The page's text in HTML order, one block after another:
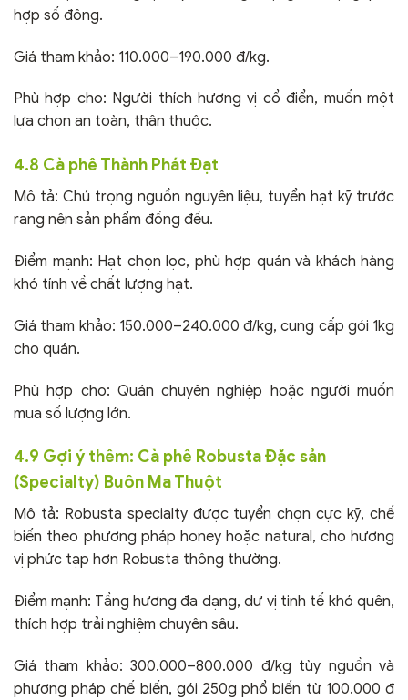
hợp số đông.
Giá tham khảo: 110.000–190.000 đ/kg.
Phù hợp cho: Người thích hương vị cổ điển, muốn một
lựa chọn an toàn, thân thuộc.
4.8 Cà phê Thành Phát Đạt
Mô tả: Chú trọng nguồn nguyên liệu, tuyển hạt kỹ trước
rang nên sản phẩm đồng đều.
Điểm mạnh: Hạt chọn lọc, phù hợp quán và khách hàng
khó tính về chất lượng hạt.
Giá tham khảo: 150.000–240.000 đ/kg, cung cấp gói 1kg
cho quán.
Phù hợp cho: Quán chuyên nghiệp hoặc người muốn
mua số lượng lớn.
4.9 Gợi ý thêm: Cà phê Robusta Đặc sản
(Specialty) Buôn Ma Thuột
Mô tả: Robusta specialty được tuyển chọn cực kỹ, chế
biến theo phương pháp honey hoặc natural, cho hương
vị phức tạp hơn Robusta thông thường.
Điểm mạnh: Tầng hương đa dạng, dư vị tinh tế khó quên,
thích hợp trải nghiệm chuyên sâu.
Giá tham khảo: 300.000–800.000 đ/kg tùy nguồn và
phương pháp chế biến, gói 250g phổ biến từ 100.000 đ